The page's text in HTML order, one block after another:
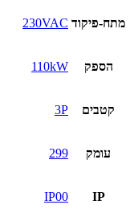
מתח-פיקוד 230VAC
הספק 110kW
קטבים 3P
עומק 299
IP
IP00